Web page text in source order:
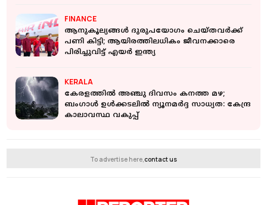
FINANCE
ആനുകൂല്യങ്ങള്‍ ദുരുപയോഗം ചെയ്തവര്‍ക്ക്
പണി കിട്ടി; ആയിരത്തിലധികം ജീവനക്കാരെ
പിരിച്ചുവിട്ട് എയര്‍ ഇന്ത്യ
KERALA
കേരളത്തില്‍ അഞ്ചു ദിവസം കനത്ത മഴ;
ബംഗാള്‍ ഉള്‍ക്കടലില്‍ ന്യൂനമര്‍ദ്ദ സാധ്യത: കേന്ദ്ര
കാലാവസ്ഥ വകുപ്പ്
To advertise here,contact us